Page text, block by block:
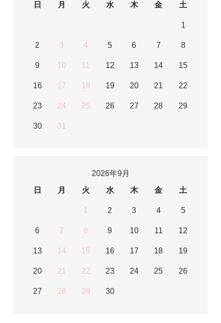
日
月 火 水 木 金 土
1
2 3 4 5 6 7 8
9 10 11 12 13 14 15
16 17 18 19 20 21 22
23 24 25 26 27 28 29
30 31
2026年9月
日
月 火 水 木 金 土
1 2 3 4 5
6 7 8 9 10 11 12
13 14 15 16 17 18 19
20 21 22 23 24 25 26
27 28 29 30